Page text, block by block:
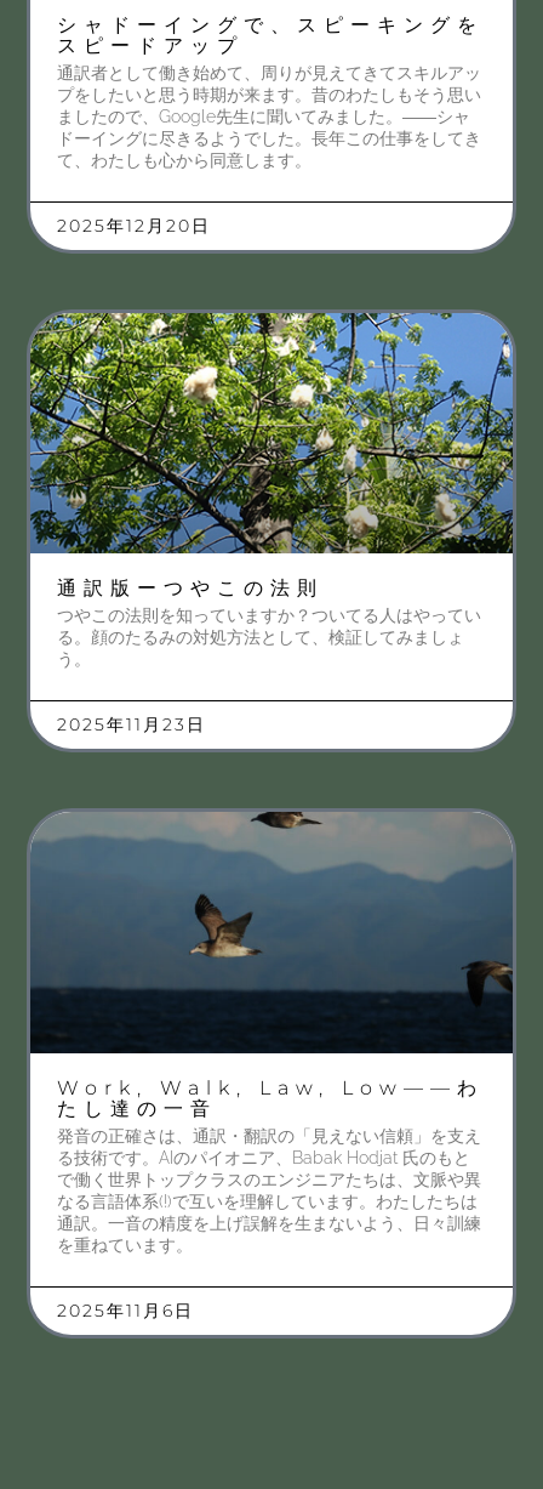
シャドーイングで、スピーキングを
スピードアップ
通訳者として働き始めて、周りが見えてきてスキルアッ
プをしたいと思う時期が来ます。昔のわたしもそう思い
ましたので、Google先生に聞いてみました。――シャ
ドーイングに尽きるようでした。長年この仕事をしてき
て、わたしも心から同意します。
2025年12月20日
通訳版ーつやこの法則
つやこの法則を知っていますか？ついてる人はやってい
る。顔のたるみの対処方法として、検証してみましょ
う。
2025年11月23日
Work, Walk, Law, Low——わ
たし達の一音
発音の正確さは、通訳・翻訳の「見えない信頼」を支え
る技術です。AIのパイオニア、Babak Hodjat 氏のもと
で働く世界トップクラスのエンジニアたちは、文脈や異
なる言語体系(!)で互いを理解しています。わたしたちは
通訳。一音の精度を上げ誤解を生まないよう、日々訓練
を重ねています。
2025年11月6日